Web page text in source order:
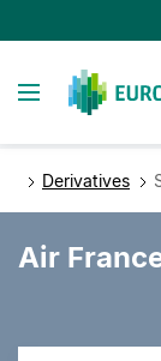
zum
Toggle
Derivatives
Air